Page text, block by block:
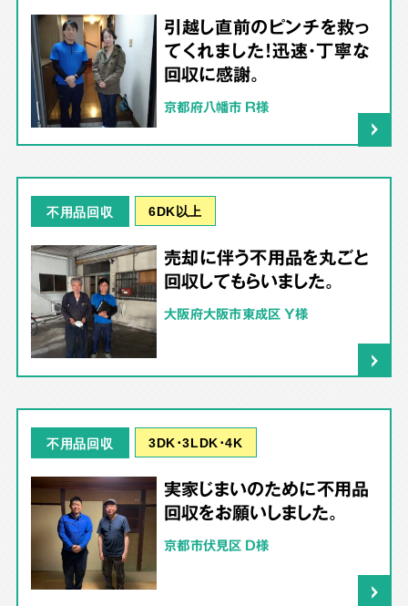
引越し直前のピンチを救っ
てくれました！迅速・丁寧な
回収に感謝。
京都府八幡市 R様
不用品回収 6DK以上
売却に伴う不用品を丸ごと
回収してもらいました。
大阪府大阪市東成区 Y様
不用品回収 3DK･3LDK･4K
実家じまいのために不用品
回収をお願いしました。
京都市伏見区 D様